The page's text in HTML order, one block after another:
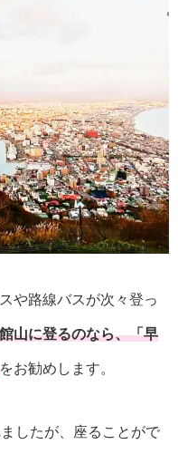
や路線バスが次々登っ
山に登るのなら、「早
をお勧めします。
したが、座ることがで